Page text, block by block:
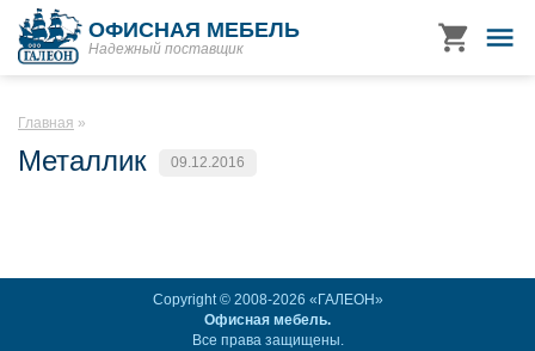
ОФИСНАЯ МЕБЕЛЬ
Надежный поставщик
Главная
Металлик 09.12.2016
Copyright © 2008-2026 «ГАЛЕОН»
Офисная мебель.
Все права защищены.